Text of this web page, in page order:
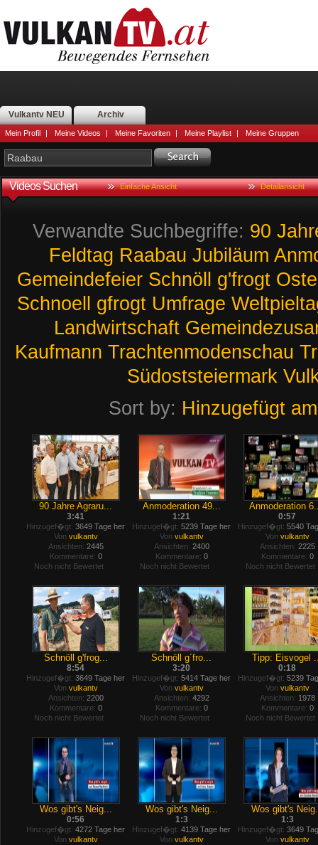
Vulkantv NEU Archiv
Mein Profil | Meine Videos | Meine Favoriten | Meine Playlist | Meine Gruppen
Videos Suchen Einfache Ansicht Detailansicht
Verwandte Suchbegriffe: 90
Feldtag Raabau Jubiläum
Gemeindefeier Schnöll g'frogt
Schnoell
gfrogt Umfrage
Landwirtschaft
Kaufmann Trachtenmodenschau
Südoststeiermark
Sort by: Hinzugefügt am
90 Jahre Agraru...
3:41
Hinzugef�gt: 3649 Tage her
Von vulkantv
Ansichten: 2445
Kommentare: 0
Noch nicht Bewertet
Anmoderation 49...
1:21
Hinzugef�gt: 5239 Tage her
Von vulkantv
Ansichten: 2400
Kommentare: 0
Noch nicht Bewertet
Anmoderation
0:57
Hinzugef�gt: 5540
Von vulkantv
Ansichten: 2225
Kommentare: 0
Noch nicht Bewertet
Schnöll g'frog...
8:54
Hinzugef�gt: 3649 Tage her
Von vulkantv
Ansichten: 2200
Kommentare: 0
Noch nicht Bewertet
Schnöll g´fro...
3:20
Hinzugef�gt: 5414 Tage her
Von vulkantv
Ansichten: 4292
Kommentare: 0
Noch nicht Bewertet
Tipp: Eisvogel
0:18
Hinzugef�gt: 5239
Von vulkantv
Ansichten: 1978
Kommentare: 0
Noch nicht Bewertet
Wos gibt's Neig...
0:56
Hinzugef�gt: 4272 Tage her
Von vulkantv
Wos gibt's Neig...
1:3
Hinzugef�gt: 4139 Tage her
Von vulkantv
Wos gibt's
1:3
Hinzugef�gt: 3649
Von vulkantv